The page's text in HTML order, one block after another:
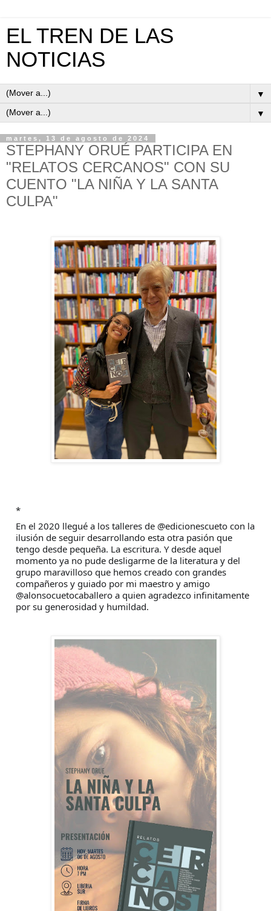
EL TREN DE LAS
NOTICIAS
▼
▼
martes, 13 de agosto de 2024
STEPHANY ORUÉ PARTICIPA EN
"RELATOS CERCANOS" CON SU
CUENTO "LA NIÑA Y LA SANTA
CULPA"
*
En el 2020 llegué a los talleres de @edicionescueto con la
ilusión de seguir desarrollando esta otra pasión que
tengo desde pequeña. La escritura. Y desde aquel
momento ya no pude desligarme de la literatura y del
grupo maravilloso que hemos creado con grandes
compañeros y guiado por mi maestro y amigo
@alonsocuetocaballero a quien agradezco infinitamente
por su generosidad y humildad.